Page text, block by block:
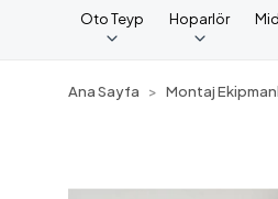
Oto Teyp Hoparlör
Ana Sayfa Montaj